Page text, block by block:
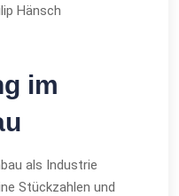
Hänsch
im
als Industrie
Stückzahlen und